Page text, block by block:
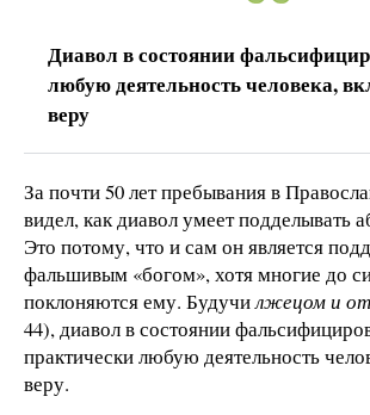
Диавол в состоянии
любую деятельность человека,
веру
За почти 50 лет пребывания в
видел, как диавол умеет подделывать
Это потому, что и сам он является
фальшивым «богом», хотя многие до
поклоняются ему. Будучилжецом и
44), диавол в состоянии
практически любую деятельность
веру.